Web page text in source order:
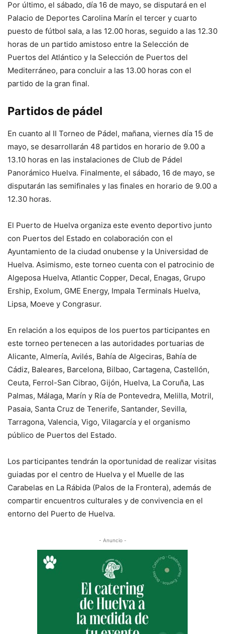
Por último, el sábado, día 16 de mayo, se disputará en el
Palacio de Deportes Carolina Marín el tercer y cuarto
puesto de fútbol sala, a las 12.00 horas, seguido a las 12.30
horas de un partido amistoso entre la Selección de
Puertos del Atlántico y la Selección de Puertos del
Mediterráneo, para concluir a las 13.00 horas con el
partido de la gran final.
Partidos de pádel
En cuanto al II Torneo de Pádel, mañana, viernes día 15 de
mayo, se desarrollarán 48 partidos en horario de 9.00 a
13.10 horas en las instalaciones de Club de Pádel
Panorámico Huelva. Finalmente, el sábado, 16 de mayo, se
disputarán las semifinales y las finales en horario de 9.00 a
12.30 horas.
El Puerto de Huelva organiza este evento deportivo junto
con Puertos del Estado en colaboración con el
Ayuntamiento de la ciudad onubense y la Universidad de
Huelva. Asimismo, este torneo cuenta con el patrocinio de
Algeposa Huelva, Atlantic Copper, Decal, Enagas, Grupo
Ership, Exolum, GME Energy, Impala Terminals Huelva,
Lipsa, Moeve y Congrasur.
En relación a los equipos de los puertos participantes en
este torneo pertenecen a las autoridades portuarias de
Alicante, Almería, Avilés, Bahía de Algeciras, Bahía de
Cádiz, Baleares, Barcelona, Bilbao, Cartagena, Castellón,
Ceuta, Ferrol-San Cibrao, Gijón, Huelva, La Coruña, Las
Palmas, Málaga, Marín y Ría de Pontevedra, Melilla, Motril,
Pasaia, Santa Cruz de Tenerife, Santander, Sevilla,
Tarragona, Valencia, Vigo, Vilagarcía y el organismo
público de Puertos del Estado.
Los participantes tendrán la oportunidad de realizar visitas
guiadas por el centro de Huelva y el Muelle de las
Carabelas en La Rábida (Palos de la Frontera), además de
compartir encuentros culturales y de convivencia en el
entorno del Puerto de Huelva.
- Anuncio -